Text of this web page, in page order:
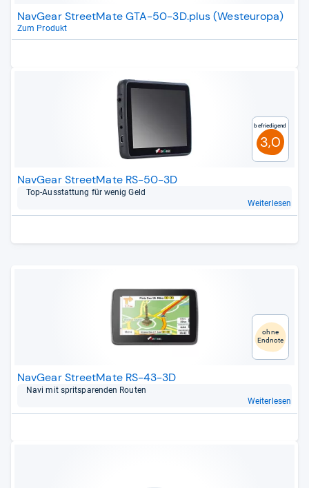
NavGear StreetMate GTA-50-3D.plus (Westeuropa)
Zum Produkt
Befriedigend
3,0
NavGear StreetMate RS-50-3D
Top-​Aus­stat­tung für wenig Geld
Weiterlesen
ohne
Endnote
NavGear StreetMate RS-43-3D
Navi mit sprit­spa­ren­den Rou­ten
Weiterlesen